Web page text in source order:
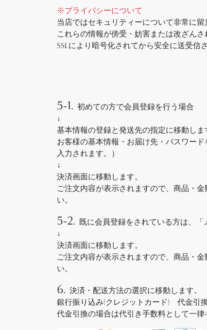
※プライバシーについて
当店ではセキュリティーについて非常に
これらの情報が傍受・妨害または改ざん
SSLにより暗号化されてから安全に送受信
5-1. 初めての方で会員登録を行う場合
↓
基本情報の登録と発送先の指定に移動しま
お客様の基本情報・お届け先・パスワー
入力されます。）
↓
決済画面に移動します。
ご注文内容が表示されますので、商品・
い。
5-2. 既に会員登録をされている方は、「
↓
決済画面に移動します。
ご注文内容が表示されますので、商品・
い。
6. 決済・配送方法の選択に移動します。
銀行振り込み(クレジットカード) 代金引
代金引換の場合は代引き手数料として一律